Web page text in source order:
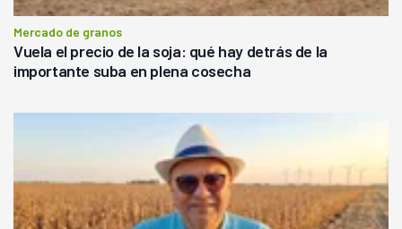
Mercado de granos
Vuela el precio de la soja: qué hay detrás de la
importante suba en plena cosecha